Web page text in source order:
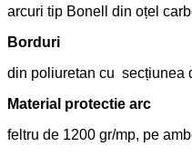
arcuri tip Bonell din oțel
Borduri
din poliuretan cu secțiunea
Material protectie arc
feltru de 1200 gr/mp, pe